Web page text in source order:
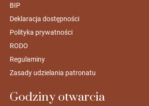
BIP
Deklaracja dostępności
Polityka prywatności
RODO
Regulaminy
Zasady udzielania patronatu
Godziny otwarcia